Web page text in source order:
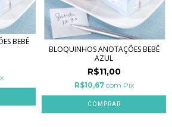
BEBÊ
BLOQUINHOS ANOTAÇÕES BEBÊ
AZUL
R$11,00
R$10,67 com Pix